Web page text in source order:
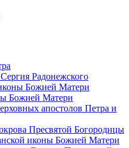
Радонежского
Божией Матери
Божией Матери
апостолов Петра и
Пресвятой Богородицы
иконы Божией Матери